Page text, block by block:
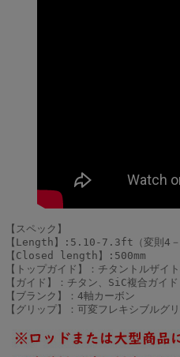
【スペック】
【Length】:5.10-7.3ft（変則4－5
【Closed length】:500mm
【トップガイド】：チタントルザイ
【ガイド】：チタン、SiC複合ガイド
【ブランク】：4軸カーボン
【グリップ】：可変フレキシブルグ